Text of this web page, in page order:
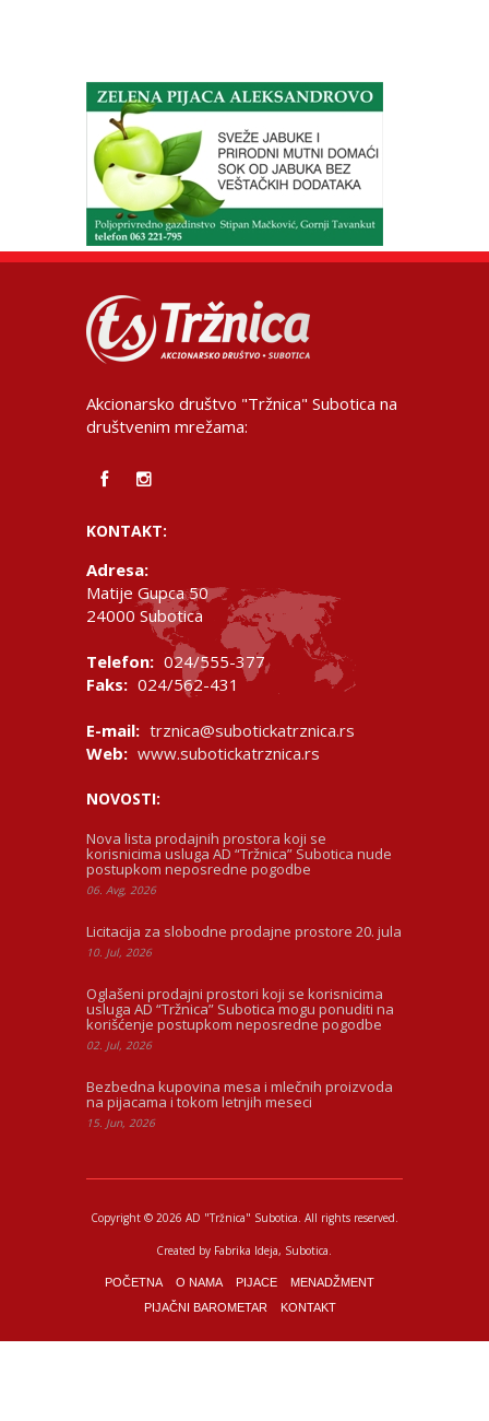
Akcionarsko društvo "Tržnica" Subotica na
društvenim mrežama:
KONTAKT:
Adresa:
Matije Gupca 50
24000 Subotica
Telefon: 024/555-377
Faks: 024/562-431
E-mail: trznica@subotickatrznica.rs
Web: www.subotickatrznica.rs
NOVOSTI:
Nova lista prodajnih prostora koji se
korisnicima usluga AD “Tržnica” Subotica nude
postupkom neposredne pogodbe
06. Avg, 2026
Licitacija za slobodne prodajne prostore 20. jula
10. Jul, 2026
Oglašeni prodajni prostori koji se korisnicima
usluga AD “Tržnica” Subotica mogu ponuditi na
korišćenje postupkom neposredne pogodbe
02. Jul, 2026
Bezbedna kupovina mesa i mlečnih proizvoda
na pijacama i tokom letnjih meseci
15. Jun, 2026
Copyright © 2026 AD "Tržnica" Subotica. All rights reserved.
Created by Fabrika Ideja, Subotica.
POČETNA O NAMA PIJACE
MENADŽMENT
PIJAČNI BAROMETAR
KONTAKT